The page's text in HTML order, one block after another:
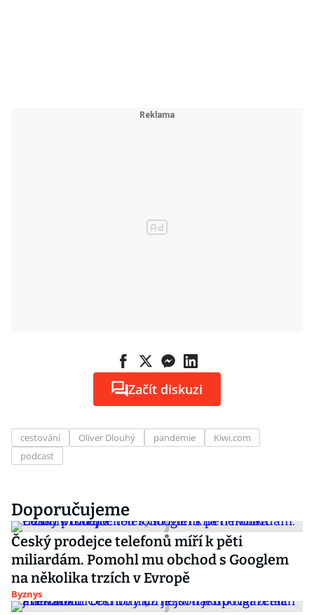
Začít diskuzi
cestování Oliver Dlouhý pandemie
Kiwi.com
podcast
Doporučujeme
Český prodejce telefonů míří k pěti
miliardám. Pomohl mu obchod s Googlem
na několika trzích v Evropě
Byznys